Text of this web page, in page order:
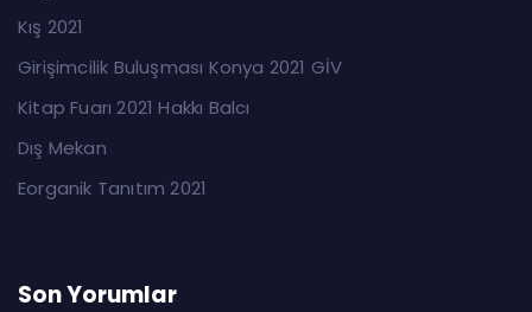
Kış 2021
Girişimcilik Buluşması Konya 2021 GİV
Kitap Fuarı 2021 Hakkı Balcı
Dış Mekan
Eorganik Tanıtım 2021
Son Yorumlar